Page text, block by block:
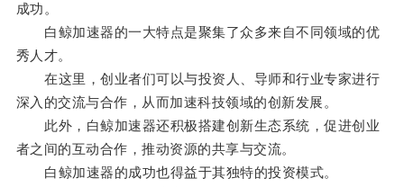
成功。
白鲸加速器的一大特点是聚集了众多来自不同领域的优
秀人才。
在这里，创业者们可以与投资人、导师和行业专家进行
深入的交流与合作，从而加速科技领域的创新发展。
此外，白鲸加速器还积极搭建创新生态系统，促进创业
者之间的互动合作，推动资源的共享与交流。
白鲸加速器的成功也得益于其独特的投资模式。